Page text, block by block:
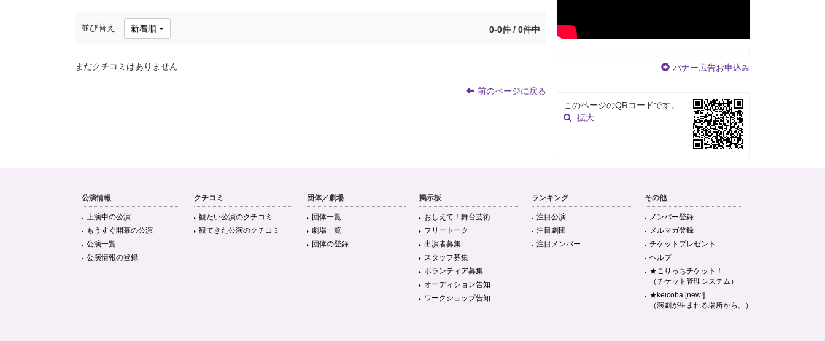
並び替え 新着順 0-0件 / 0件中
まだクチコミはありません
前のページに戻る
バナー広告お申込み
このページのQRコードです。
拡大
公演情報
上演中の公演
もうすぐ開幕の公演
公演一覧
公演情報の登録
クチコミ
観たい公演のクチコミ
観てきた公演のクチコミ
団体／劇場
団体一覧
劇場一覧
団体の登録
掲示板
おしえて！舞台芸術
フリートーク
出演者募集
スタッフ募集
ボランティア募集
オーディション告知
ワークショップ告知
ランキング
注目公演
注目劇団
注目メンバー
その他
メンバー登録
メルマガ登録
チケットプレゼント
ヘルプ
★こりっちチケット！
（チケット管理システム）
★keicoba [new!]
（演劇が生まれる場所から。）